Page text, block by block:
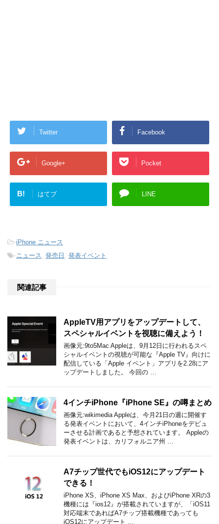
Twitter Facebook
Google+ Pocket
B! はてブ LINE
-iPhone ニュース
-ニュース 発売日 発表イベント
関連記事
AppleTV用アプリをアップデートして、
スペシャルイベントを視聴に備えよう！
画像元:9to5Mac Appleは、9月12日に行われるスペ
シャルイベントの視聴が可能な『Apple TV』向けに
配信している「Apple イベント」アプリを2.28にア
ップデートしました。 今回の …
4インチiPhone『iPhone SE』の噂まとめ
画像元:wikimedia Appleは、今月21日の週に開催す
る発表イベントにおいて、4インチiPhoneをデビュ
ーさせる計画であると予想されています。 Appleの
発表イベントは、カリフォルニア州 …
A7チップ世代でもiOS12にアップデート
できる！
iPhone XS、iPhone XS Max、およびiPhone XRの3
機種には『ios12』が搭載されていますが、「iOS11
対応端末であればA7チップ搭載機種であっても
iOS12にアップデート …